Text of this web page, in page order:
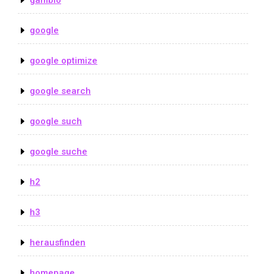
google
google optimize
google search
google such
google suche
h2
h3
herausfinden